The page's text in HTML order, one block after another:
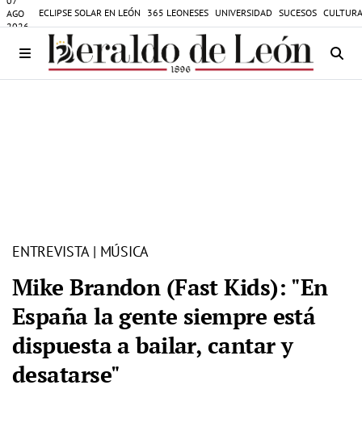
AGO
2026
ECLIPSE SOLAR EN LEÓN 365 LEONESES UNIVERSIDAD SUCESOS
ENTREVISTA | MÚSICA
Mike Brandon (Fast Kids): "En
España la gente siempre está
dispuesta a bailar, cantar y
desatarse"